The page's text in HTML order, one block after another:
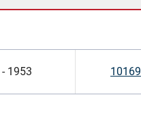
1953 10169